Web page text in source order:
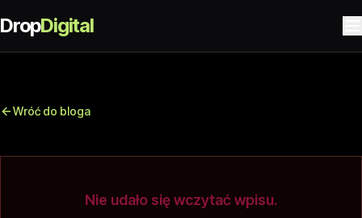
DropDigital
Wróć do bloga
Nie udało się wczytać wpisu.